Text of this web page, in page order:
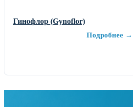
Гинофлор (Gynoflor)
Подробнее →